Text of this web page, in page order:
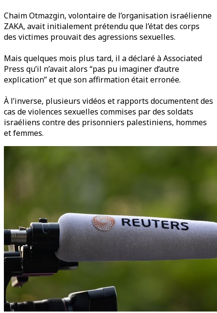
Chaim Otmazgin, volontaire de l’organisation israélienne
ZAKA, avait initialement prétendu que l’état des corps
des victimes prouvait des agressions sexuelles.
Mais quelques mois plus tard, il a déclaré à Associated
Press qu’il n’avait alors “pas pu imaginer d’autre
explication” et que son affirmation était erronée.
À l’inverse, plusieurs vidéos et rapports documentent des
cas de violences sexuelles commises par des soldats
israéliens contre des prisonniers palestiniens, hommes
et femmes.